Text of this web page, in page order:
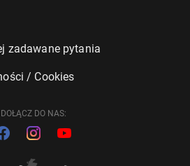
zadawane pytania
/ Cookies
DOŁĄCZ DO NAS: